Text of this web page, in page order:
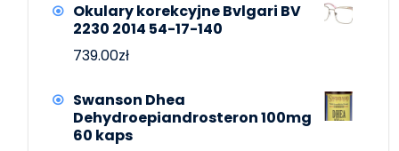
Okulary korekcyjne Bvlgari BV
2230 2014 54-17-140
739.00zł
Swanson Dhea
Dehydroepiandrosteron 100mg
60 kaps